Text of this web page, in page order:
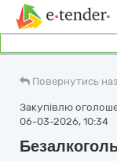
Повернутись
Закупівлю
06-03-2026, 10:34